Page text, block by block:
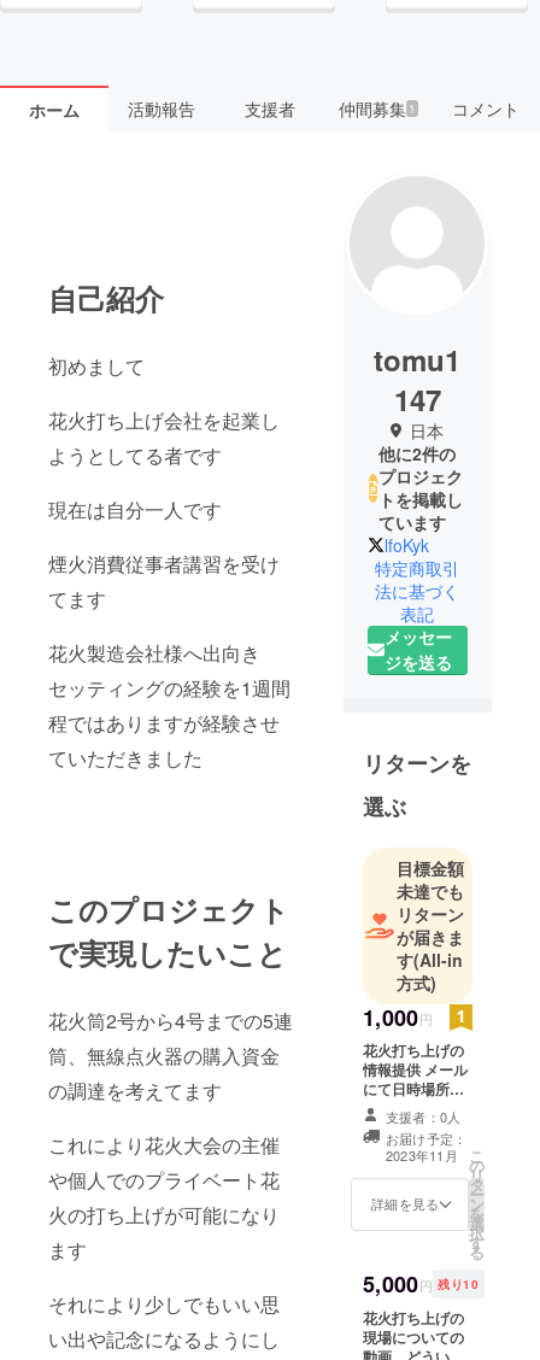
ホーム 活動報告 支援者 仲間募集 1 コメント
自己紹介
初めまして
花火打ち上げ会社を起業し
ようとしてる者です
現在は自分一人です
煙火消費従事者講習を受け
てます
花火製造会社様へ出向き
セッティングの経験を1週間
程ではありますが経験させ
ていただきました
このプロジェクト
で実現したいこと
花火筒2号から4号までの5連
筒、無線点火器の購入資金
の調達を考えてます
これにより花火大会の主催
や個人でのプライベート花
火の打ち上げが可能になり
ます
それにより少しでもいい思
い出や記念になるようにし
tomu1
147
日本
他に2件の
プロジェク
トを掲載し
ています
lfoKyk
特定商取引
法に基づく
表記
メッセー
ジを送る
リターンを
選ぶ
目標金額
未達でも
リターン
が届きま
す(All-in
方式)
1,000円
花火打ち上げの
情報提供 メール
にて日時場所を
お知らせします
おしらせの有効
期限は 令和5年
11月より令和6
年11月30.31日
までとします
支援者：0人
お届け予定：
2023年11月
詳細を見る
こ
の
リ
タ
ー
ン
を
選
択
す
る
5,000円 残り10
花火打ち上げの
現場についての